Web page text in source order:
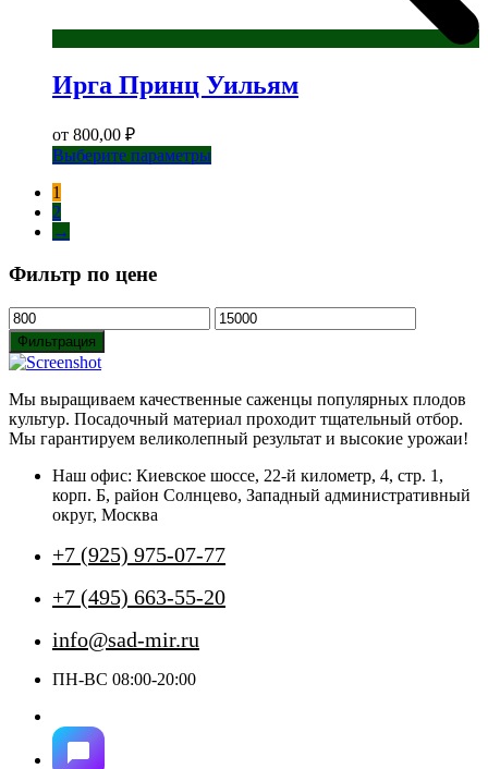
Ирга Принц Уильям
от 800,00 ₽
Выберите параметрыЭтот
на
странице
1
2
→
Фильтр по цене
Минимальная
цена
Максимальная
цена
Фильтрация
Мы выращиваем качественные саженцы популярных плодов
культур. Посадочный материал проходит тщательный отбор.
Мы гарантируем великолепный результат и высокие урожаи!
Наш офис: Киевское шоссе, 22-й километр, 4, стр. 1,
корп. Б, район Солнцево, Западный административный
округ, Москва
+7 (925) 975-07-77
+7 (495) 663-55-20
info@sad-mir.ru
ПН-ВС 08:00-20:00